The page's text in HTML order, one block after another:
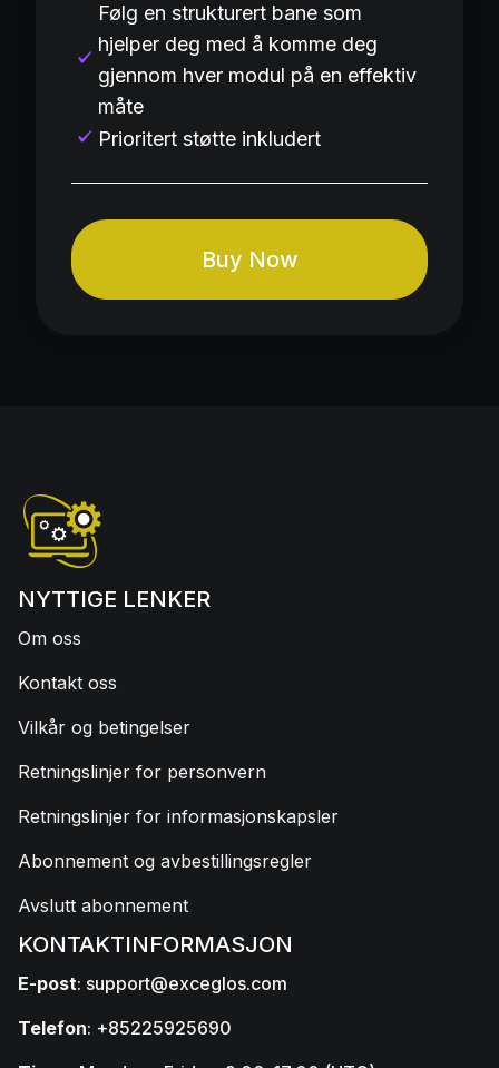
Følg en strukturert bane som
hjelper deg med å komme deg
gjennom hver modul på en effektiv
måte
Prioritert støtte inkludert
Buy Now
NYTTIGE LENKER
Om oss
Kontakt oss
Vilkår og betingelser
Retningslinjer for personvern
Retningslinjer for informasjonskapsler
Abonnement og avbestillingsregler
Avslutt abonnement
KONTAKTINFORMASJON
E-post: support@exceglos.com
Telefon: +85225925690